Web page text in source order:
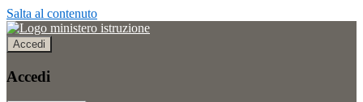
Salta al contenuto
Accedi
Accedi